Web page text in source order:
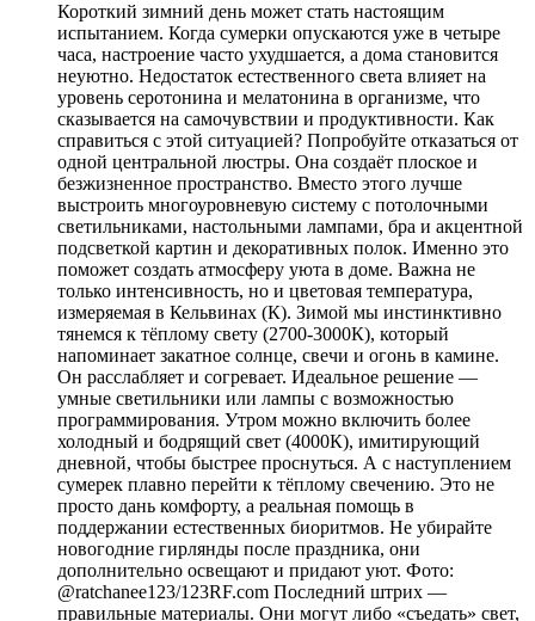
Короткий зимний день может стать настоящим
испытанием. Когда сумерки опускаются уже в четыре
часа, настроение часто ухудшается, а дома становится
неуютно. Недостаток естественного света влияет на
уровень серотонина и мелатонина в организме, что
сказывается на самочувствии и продуктивности. Как
справиться с этой ситуацией? Попробуйте отказаться от
одной центральной люстры. Она создаёт плоское и
безжизненное пространство. Вместо этого лучше
выстроить многоуровневую систему с потолочными
светильниками, настольными лампами, бра и акцентной
подсветкой картин и декоративных полок. Именно это
поможет создать атмосферу уюта в доме. Важна не
только интенсивность, но и цветовая температура,
измеряемая в Кельвинах (К). Зимой мы инстинктивно
тянемся к тёплому свету (2700-3000К), который
напоминает закатное солнце, свечи и огонь в камине.
Он расслабляет и согревает. Идеальное решение —
умные светильники или лампы с возможностью
программирования. Утром можно включить более
холодный и бодрящий свет (4000К), имитирующий
дневной, чтобы быстрее проснуться. А с наступлением
сумерек плавно перейти к тёплому свечению. Это не
просто дань комфорту, а реальная помощь в
поддержании естественных биоритмов. Не убирайте
новогодние гирлянды после праздника, они
дополнительно освещают и придают уют. Фото:
@ratchanee123/123RF.com Последний штрих —
правильные материалы. Они могут либо «съедать» свет,